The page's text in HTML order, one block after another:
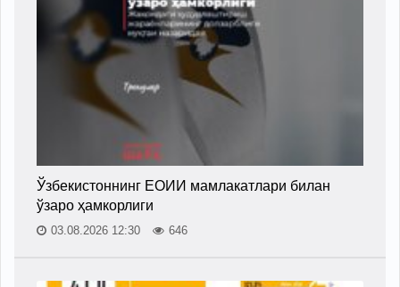
Ўзбекистоннинг ЕОИИ мамлакатлари билан
ўзаро ҳамкорлиги
03.08.2026 12:30 646